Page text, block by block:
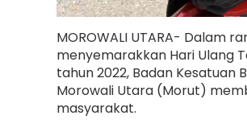
B
e
n
d
e
r
a
M
MOROWALI UTARA- Dalam
menyemarakkan Hari Ulang
tahun 2022, Badan Kesatuan
Morowali Utara (Morut)
masyarakat.